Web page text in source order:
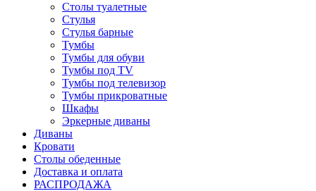
Столы туалетные
Стулья
Стулья барные
Тумбы
Тумбы для обуви
Тумбы под TV
Тумбы под телевизор
Тумбы прикроватные
Шкафы
Эркерные диваны
Диваны
Кровати
Столы обеденные
Доставка и оплата
РАСПРОДАЖА